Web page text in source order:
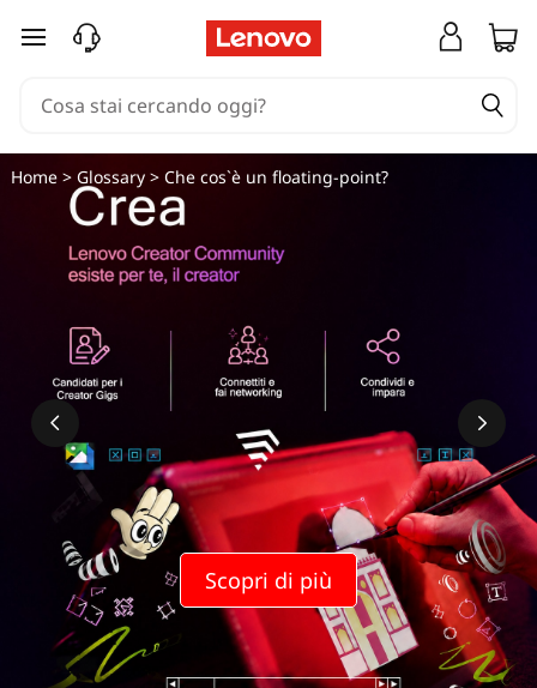
passa a contenuto principale
Scopri di più
Home> Glossary> Che cos`è un floating-point?